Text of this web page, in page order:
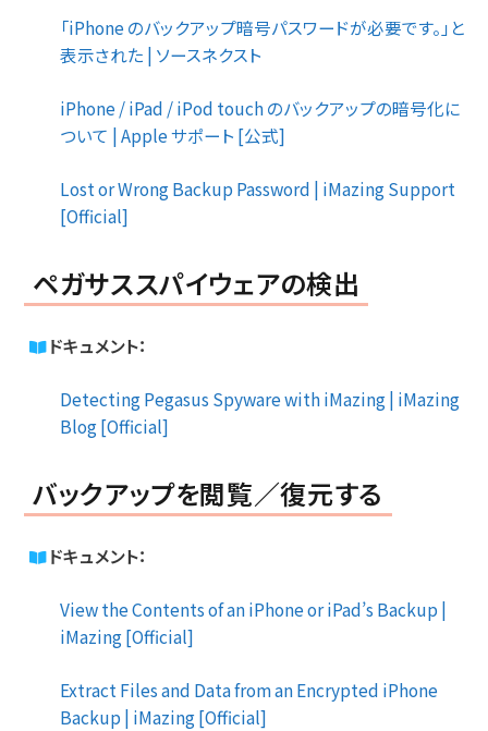
「iPhone のバックアップ暗号パスワードが必要です。」と
表示された | ソースネクスト
iPhone / iPad / iPod touch のバックアップの暗号化に
ついて | Apple サポート [公式]
Lost or Wrong Backup Password | iMazing Support
[Official]
ペガサススパイウェアの検出
ドキュメント：
Detecting Pegasus Spyware with iMazing | iMazing
Blog [Official]
バックアップを閲覧／復元する
ドキュメント：
View the Contents of an iPhone or iPad’s Backup |
iMazing [Official]
Extract Files and Data from an Encrypted iPhone
Backup | iMazing [Official]